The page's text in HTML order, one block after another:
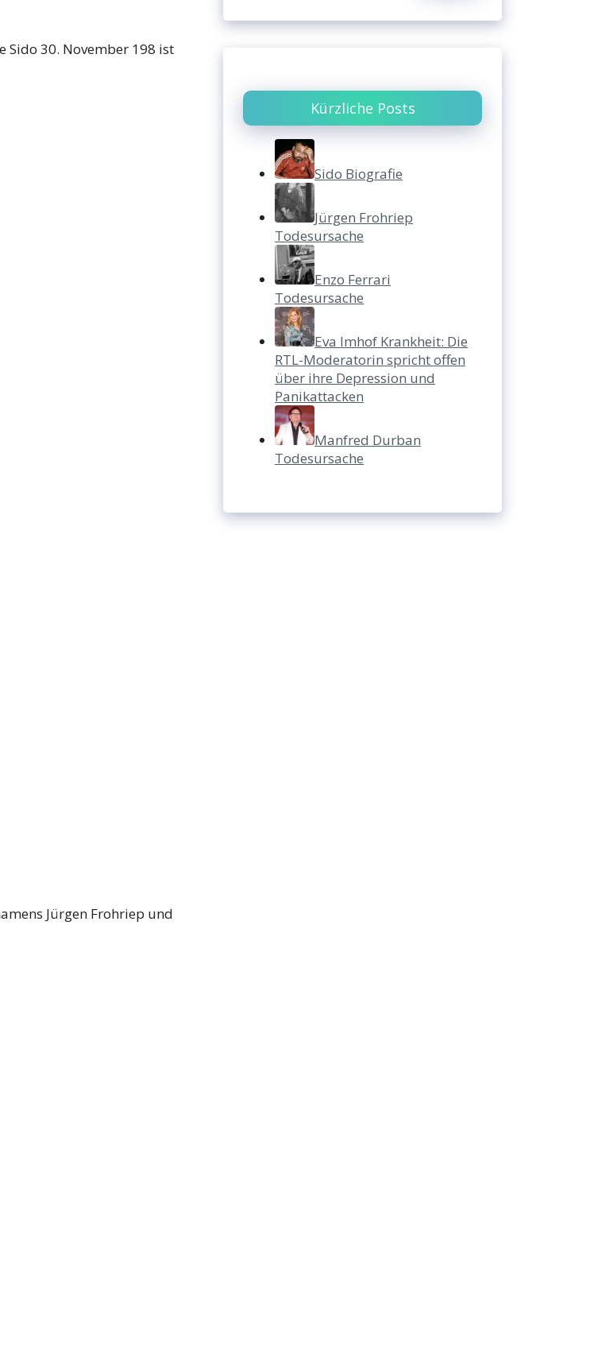
Sido 30. November 198 ist
Jürgen Frohriep und
Kürzliche Posts
Sido Biografie
Jürgen Frohriep
Todesursache
Enzo Ferrari
Todesursache
Eva Imhof Krankheit: Die
RTL-Moderatorin spricht offen
über ihre Depression und
Panikattacken
Manfred Durban
Todesursache